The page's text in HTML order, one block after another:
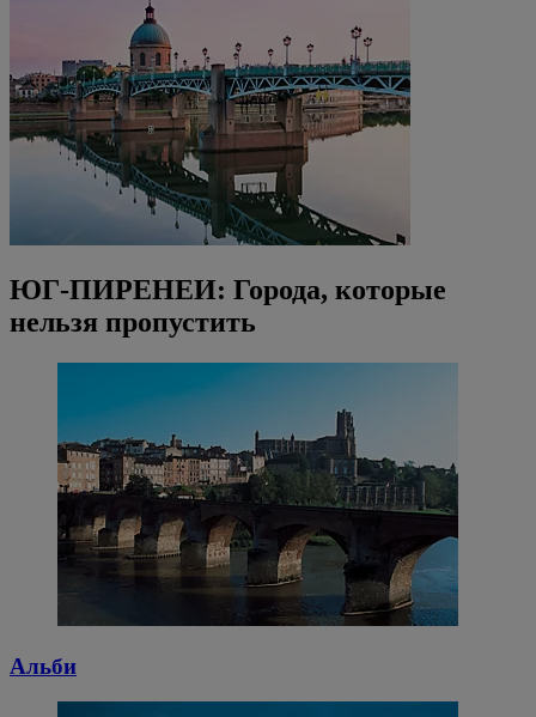
ЮГ-ПИРЕНЕИ: Города, которые
нельзя пропустить
Альби